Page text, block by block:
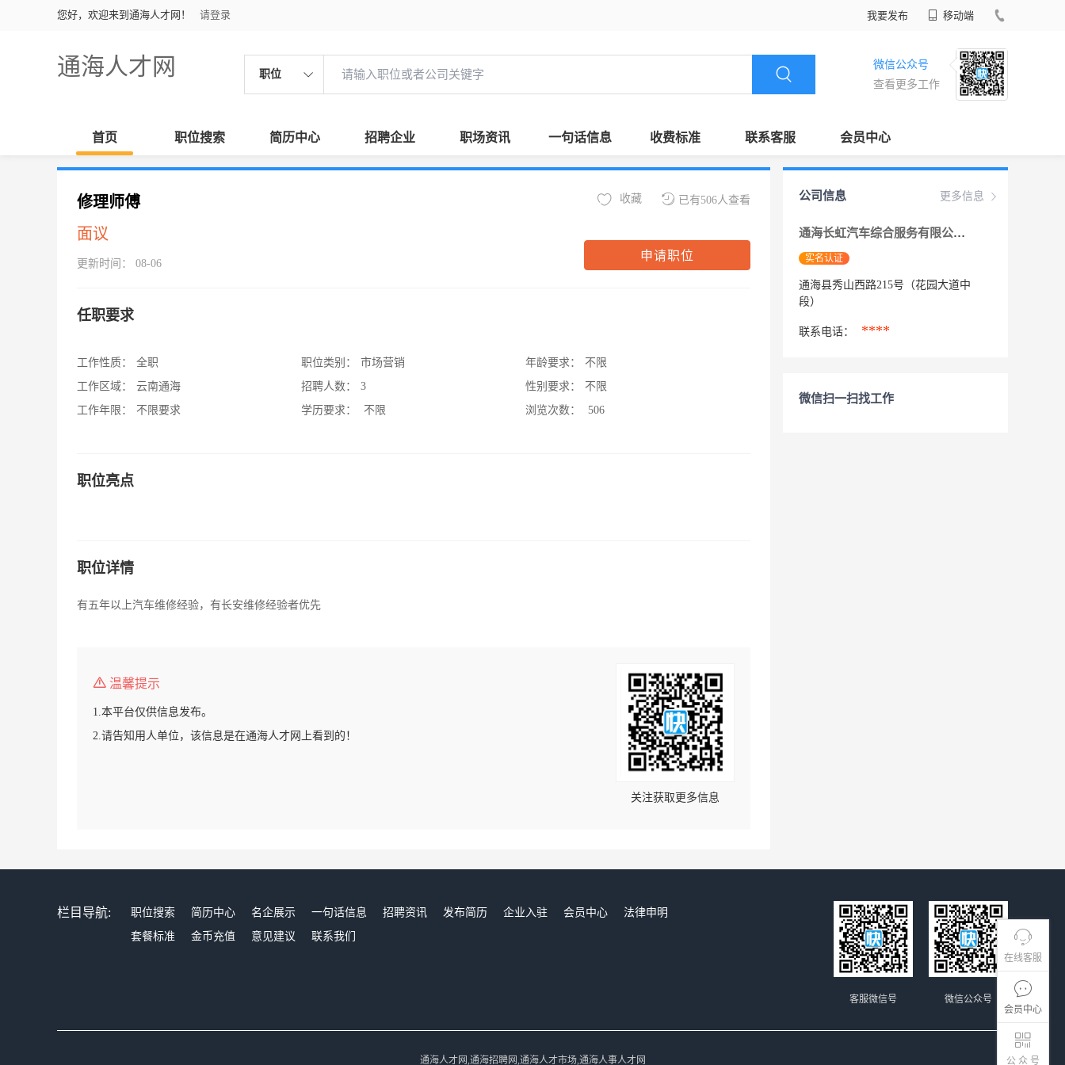
您好，欢迎来到通海人才网！ 请登录 我要发布 移动端
通海人才网 职位
微信公众号
查看更多工作
首页 职位搜索 简历中心 招聘企业 职场资讯 一句话信息 收费标准 联系客服 会员中心
在线客服
会员中心
公 众 号
修理师傅
面议
更新时间： 08-06
已有506人查看
收藏
申请职位
任职要求
工作性质：
全职
工作区域：
云南通海
工作年限：
不限要求
职位类别：
市场营销
招聘人数：
3
学历要求：
不限
年龄要求：
不限
性别要求：
不限
浏览次数：
506
职位亮点
职位详情
有五年以上汽车维修经验，有长安维修经验者优先
温馨提示
1.本平台仅供信息发布。
2.请告知用人单位，该信息是在通海人才网上看到的！
关注获取更多信息
更多信息
公司信息
通海长虹汽车综合服务有限公司
实名认证
通海县秀山西路215号（花园大道中
段）
联系电话： ****
微信扫一扫找工作
栏目导航: 职位搜索 简历中心 名企展示 一句话信息 招聘资讯 发布简历 企业入驻 会员中心
法律申明
套餐标准
金币充值 意见建议 联系我们
微信公众号
客服微信号
通海人才网,通海招聘网,通海人才市场,通海人事人才网